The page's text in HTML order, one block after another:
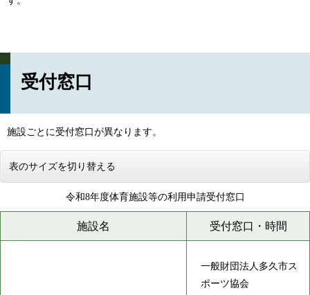
受付窓口
施設ごとに受付窓口が異なります。
表のサイズを切り替える
令和8年度体育施設等の利用申請受付窓口
施設名 受付窓口・時間
一般財団法人多久市ス
ポーツ協会